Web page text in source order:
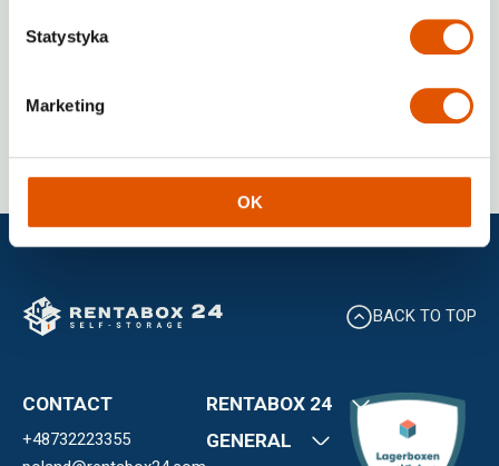
Statystyka
Marketing
OK
Check prices
BACK TO TOP
CONTACT
+48732223355
RENTABOX 24
About us
GENERAL